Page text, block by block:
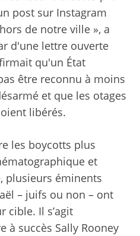
post sur Instagram
de notre ville », a
d'une lettre ouverte
qu'un État
être reconnu à moins
et que les otages
libérés.
les boycotts plus
et
plusieurs éminents
– juifs ou non – ont
cible. Il s’agit
à succès Sally Rooney